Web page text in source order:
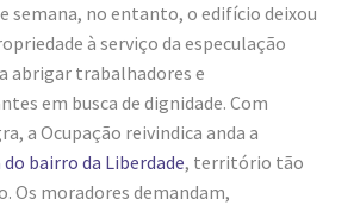
semana, no entanto, o edifício deixou
à serviço da especulação
abrigar trabalhadores e
em busca de dignidade. Com
a Ocupação reivindica anda a
bairro da Liberdade, território tão
Os moradores demandam,